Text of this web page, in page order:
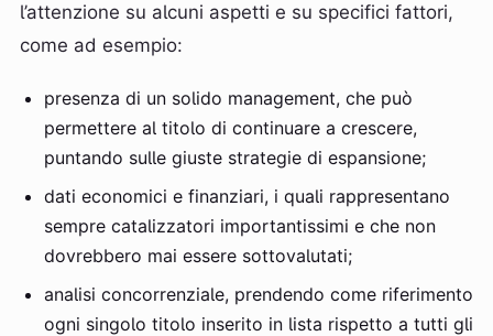
l’attenzione su alcuni aspetti e su specifici fattori,
come ad esempio:
presenza di un solido management, che può
permettere al titolo di continuare a crescere,
puntando sulle giuste strategie di espansione;
dati economici e finanziari, i quali rappresentano
sempre catalizzatori importantissimi e che non
dovrebbero mai essere sottovalutati;
analisi concorrenziale, prendendo come riferimento
ogni singolo titolo inserito in lista rispetto a tutti gli